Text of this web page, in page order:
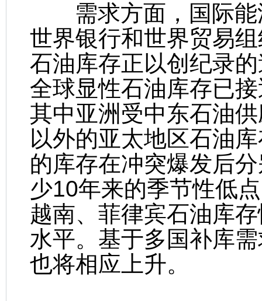
需求方面，国际能
世界银行和世界贸易
石油库存正以创纪录
全球显性石油库存已
其中亚洲受中东石油
以外的亚太地区石油
的库存在冲突爆发后
少10年来的季节性低
越南、菲律宾石油库
水平。基于多国补库
也将相应上升。